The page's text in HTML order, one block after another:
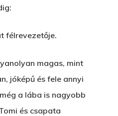
félrevezetője.
magas, mint
jóképű és fele annyi
a lába is nagyobb
és csapata